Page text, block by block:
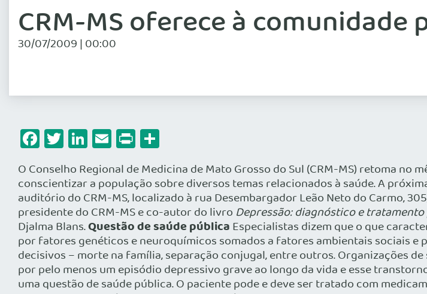
CRM-MS oferece à
30/07/2009 | 00:00
Facebook
Twitter
LinkedIn
Email
Print
O Conselho Regional de Medicina de Mato Grosso do Sul (CRM-MS) retoma
conscientizar a população sobre diversos temas relacionados à saúde. A
auditório do CRM-MS, localizado à rua Desembargador Leão Neto do Carmo,
presidente do CRM-MS e co-autor do livro Depressão: diagnóstico e
Djalma Blans.Questão de saúde pública Especialistas dizem que o que
por fatores genéticos e neuroquímicos somados a fatores ambientais sociais e
decisivos – morte na família, separação conjugal, entre outros. Organizações
por pelo menos um episódio depressivo grave ao longo da vida e esse
uma questão de saúde pública. O paciente pode e deve ser tratado com